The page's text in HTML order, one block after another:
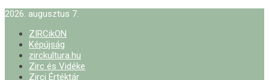
2026. augusztus 7.
ZIRCikON
Képújság
zirckultura.hu
Zirc és Vidéke
Zirci Értéktár